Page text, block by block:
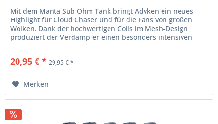
Mit dem Manta Sub Ohm Tank bringt Advken ein neues
Highlight für Cloud Chaser und für die Fans von großen
Wolken. Dank der hochwertigen Coils im Mesh-Design
produziert der Verdampfer einen besonders intensiven
20,95 € * 29,95 € *
Merken